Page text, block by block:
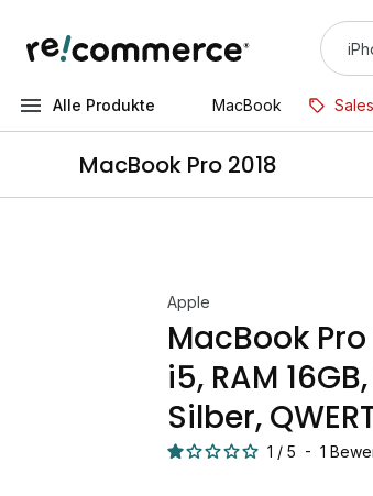
Alle Produkte MacBook Sales
MacBook Pro 2018
Apple
MacBook
i5, RAM
Silber,
1 / 5 - 1